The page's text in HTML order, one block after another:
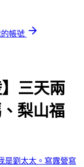
帳號
】三天兩
梨山福
是劉太太。寫露營寫